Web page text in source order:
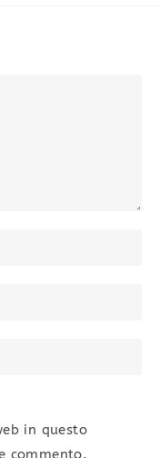
in questo
commento.